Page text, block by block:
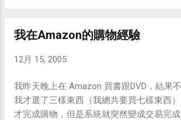
類了................ 若是按照這個分類
應該會看到「傅培梅食譜」.................
我在Amazon的購物經驗
12月 15, 2005
我昨天晚上在 Amazon 買書跟DVD，結果
我才選了三樣東西（我總共要買七樣東西
才完成購物，但是系統就突然變成交易完